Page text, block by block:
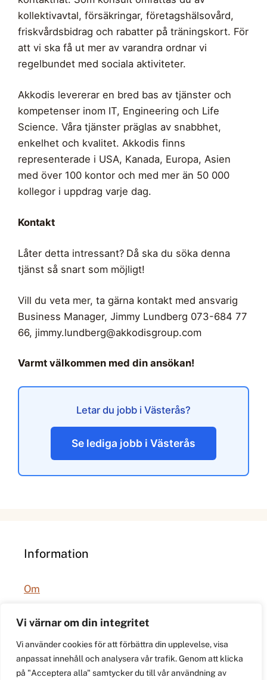
Vi värnar om din integritet
Vi använder cookies för att förbättra din upplevelse, visa
anpassat innehåll och analysera vår trafik. Genom att klicka
på "Acceptera alla" samtycker du till vår användning av
kollektivavtal, försäkringar, företagshälsovård,
friskvårdsbidrag och rabatter på träningskort. För
att vi ska få ut mer av varandra ordnar vi
regelbundet med sociala aktiviteter.
Akkodis levererar en bred bas av tjänster och
kompetenser inom IT, Engineering och Life
Science. Våra tjänster präglas av snabbhet,
enkelhet och kvalitet. Akkodis finns
representerade i USA, Kanada, Europa, Asien
med över 100 kontor och med mer än 50 000
kollegor i uppdrag varje dag.
Kontakt
Låter detta intressant? Då ska du söka denna
tjänst så snart som möjligt!
Vill du veta mer, ta gärna kontakt med ansvarig
Business Manager, Jimmy Lundberg 073-684 77
66, jimmy.lundberg@akkodisgroup.com
Varmt välkommen med din ansökan!
Letar du jobb i Västerås?
Se lediga jobb i Västerås
Information
Om